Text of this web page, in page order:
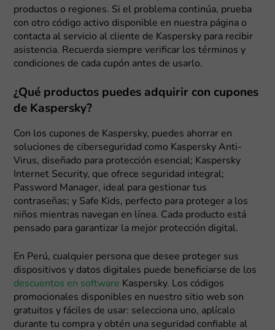
productos o regiones. Si el problema continúa, prueba
con otro código activo disponible en nuestra página o
contacta al servicio al cliente de Kaspersky para recibir
asistencia. Recuerda siempre verificar los términos y
condiciones de cada cupón antes de usarlo.
¿Qué productos puedes adquirir con cupones
de Kaspersky?
Con los cupones de Kaspersky, puedes ahorrar en
soluciones de ciberseguridad como Kaspersky Anti-
Virus, diseñado para protección esencial; Kaspersky
Internet Security, que ofrece seguridad integral;
Password Manager, ideal para gestionar tus
contraseñas; y Safe Kids, perfecto para proteger a los
niños mientras navegan en línea. Cada producto está
pensado para garantizar la mejor protección digital.
En Perú, cualquier persona que desee proteger sus
dispositivos y datos digitales puede beneficiarse de los
descuentos en software Kaspersky. Los códigos
promocionales disponibles en nuestro sitio web son
gratuitos y fáciles de usar: selecciona uno, aplícalo
durante tu compra y obtén una seguridad confiable al